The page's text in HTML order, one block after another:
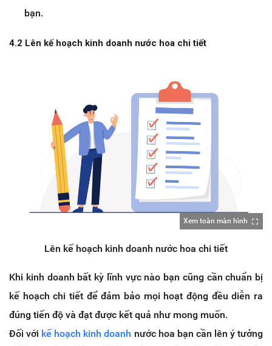
bạn.
4.2 Lên kế hoạch kinh doanh nước hoa chi tiết
Xem toàn màn hình
Lên kế hoạch kinh doanh nước hoa chi tiết
Khi kinh doanh bất kỳ lĩnh vực nào bạn cũng cần chuẩn bị
kế hoạch chi tiết để đảm bảo mọi hoạt động đều diễn ra
đúng tiến độ và đạt được kết quả như mong muốn.
Đối với kế hoạch kinh doanh nước hoa bạn cần lên ý tưởng